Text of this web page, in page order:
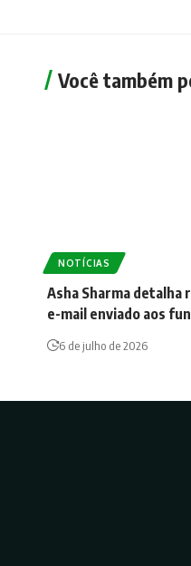
Você também
NOTÍCIAS
Asha Sharma detalha
e-mail enviado aos
6 de julho de 2026